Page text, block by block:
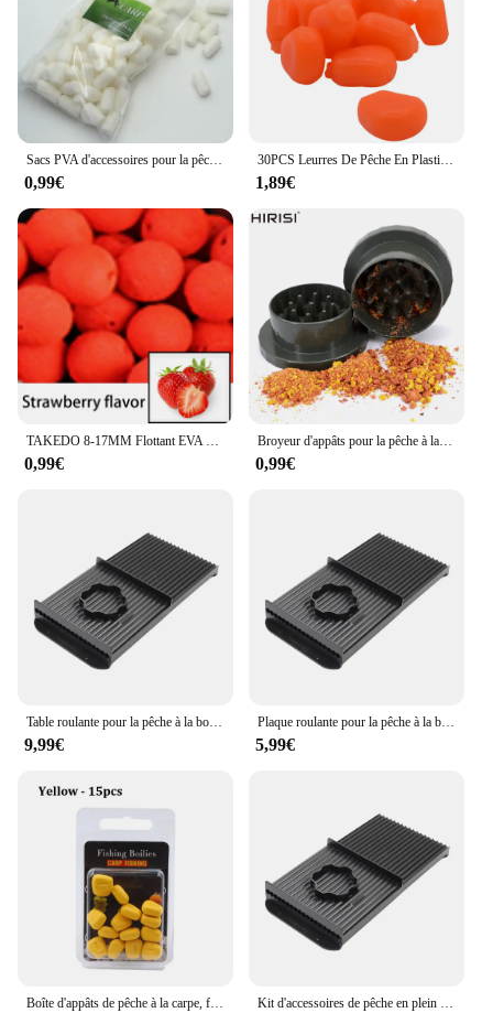
Sacs PVA d'accessoires pour la pêche à la carpe à la bouillette,pépites de mousse dissoluble dans l'eau, outil Pop Up, bâtonnets d'appât pour pêcher, 1 paquet,
0,99€
30PCS Leurres De Pêche En Plastique Souple Appâts Artificiels Maïs Odeur D'herbe Appât Flottant Bouillettes Appâts Carpe Leurres De Pêche
1,89€
TAKEDO 8-17MM Flottant EVA Bouillettes Appats Artificiels Peche Carpe Leurre Pop Ups Appât Carpe Européenne Pêche Boule D'appât Tous Pour La Pêche
0,99€
Broyeur d'appâts pour la pêche à la carpe, boîte pour bouillettes et granulés, accessoires de matériel de pêche
0,99€
Table roulante pour la pêche à la bouillette de carpe, appât Pop-Up, matériel de base longue, planche de marquage de leurre, pièces de pêche, 30x15cm, 1 pièce
9,99€
Plaque roulante pour la pêche à la bouillette de la carpe, appât pop-up, matériel à longue base, accessoires
5,99€
Boîte d'appâts de pêche à la carpe, faux appâts artificiels, flottabilité flottante, bouillette pop-up pour carpe, accessoires de mangeoire à cheveux Kit d'accessoires de pêche en plein air, 30x15cm, table roulante, bouillettes, appâts pratiques exécutifs